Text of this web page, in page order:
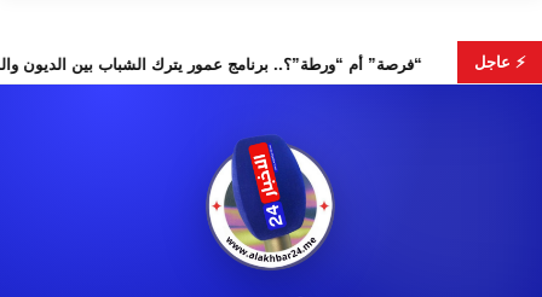
⚡ عاجل “فرصة” أم “ورطة”؟.. برنامج عمور يترك